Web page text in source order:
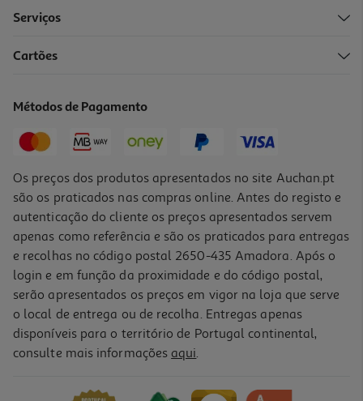
4.1
Filete De Pescada Congelado 800g
Serviços
Cartões
Métodos de Pagamento
Os preços dos produtos apresentados no site Auchan.pt
são os praticados nas compras online. Antes do registo e
autenticação do cliente os preços apresentados servem
apenas como referência e são os praticados para entregas
e recolhas no código postal 2650-435 Amadora. Após o
login e em função da proximidade e do código postal,
serão apresentados os preços em vigor na loja que serve
o local de entrega ou de recolha. Entregas apenas
disponíveis para o território de Portugal continental,
consulte mais informações aqui.